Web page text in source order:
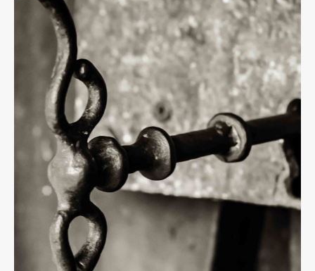
Previous